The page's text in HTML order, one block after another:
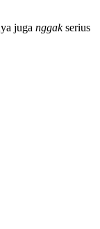
juga nggakserius